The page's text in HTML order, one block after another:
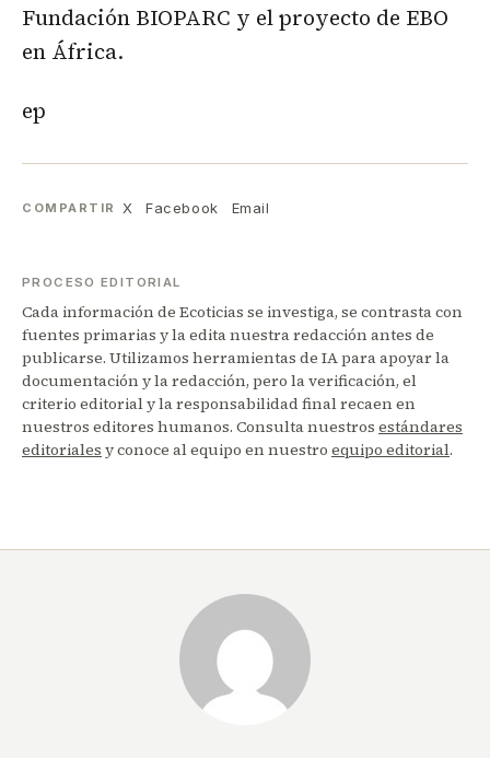
Fundación BIOPARC y el proyecto de EBO
en África.
ep
COMPARTIR X Facebook Email
PROCESO EDITORIAL
Cada información de Ecoticias se investiga, se contrasta con
fuentes primarias y la edita nuestra redacción antes de
publicarse. Utilizamos herramientas de IA para apoyar la
documentación y la redacción, pero la verificación, el
criterio editorial y la responsabilidad final recaen en
nuestros editores humanos. Consulta nuestros estándares
editoriales y conoce al equipo en nuestro equipo editorial.